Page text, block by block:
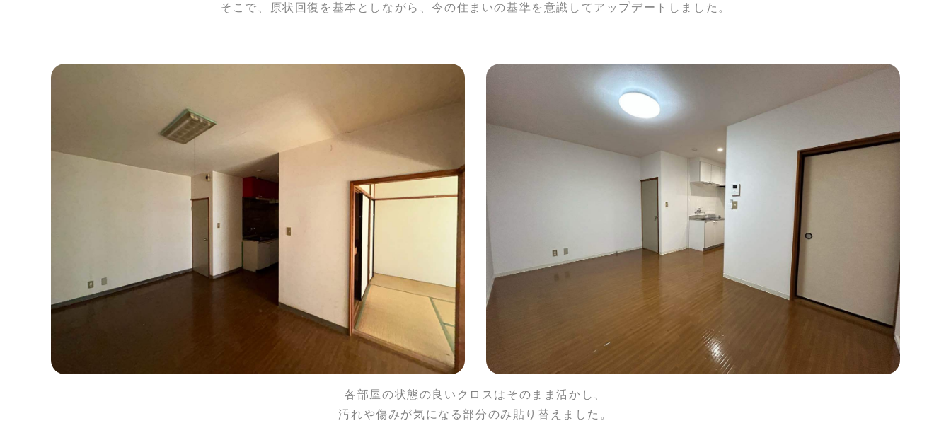
そこで、原状回復を基本としながら、今の住まいの基準を意識してアップデートしました。
各部屋の状態の良いクロスはそのまま活かし、
汚れや傷みが気になる部分のみ貼り替えました。